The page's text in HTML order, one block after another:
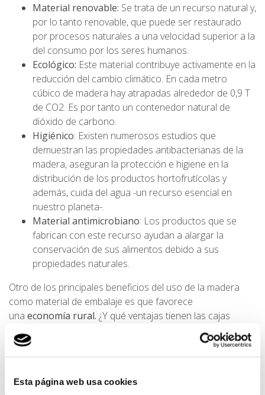
Esta página web usa cookies
Material renovable: Se trata de un recurso natural y,
por lo tanto renovable, que puede ser restaurado
por procesos naturales a una velocidad superior a la
del consumo por los seres humanos.
Ecológico: Este material contribuye activamente en la
reducción del cambio climático. En cada metro
cúbico de madera hay atrapadas alrededor de 0,9 T
de CO2. Es por tanto un contenedor natural de
dióxido de carbono.
Higiénico: Existen numerosos estudios que
demuestran las propiedades antibacterianas de la
madera, aseguran la protección e higiene en la
distribución de los productos hortofrutícolas y
además, cuida del agua -un recurso esencial en
nuestro planeta-.
Material antimicrobiano: Los productos que se
fabrican con este recurso ayudan a alargar la
conservación de sus alimentos debido a sus
propiedades naturales.
Otro de los principales beneficios del uso de la madera
como material de embalaje es que favorece
una economía rural. ¿Y qué ventajas tienen las cajas
Ventajas de utilizar cajas de
madera